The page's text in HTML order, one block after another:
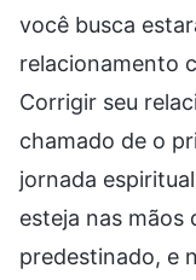
você busca
relacionamento
Corrigir seu
chamado de o
jornada
esteja nas mãos
predestinado, e